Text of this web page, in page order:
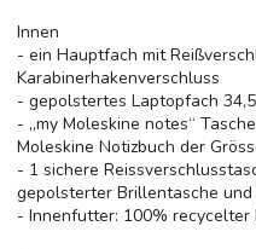
Innen
- ein Hauptfach mit
Karabinerhakenverschluss
- gepolstertes Laptopfach
- „my Moleskine notes“
Moleskine Notizbuch der
- 1 sichere
gepolsterter Brillentasche
- Innenfutter: 100% recycelter